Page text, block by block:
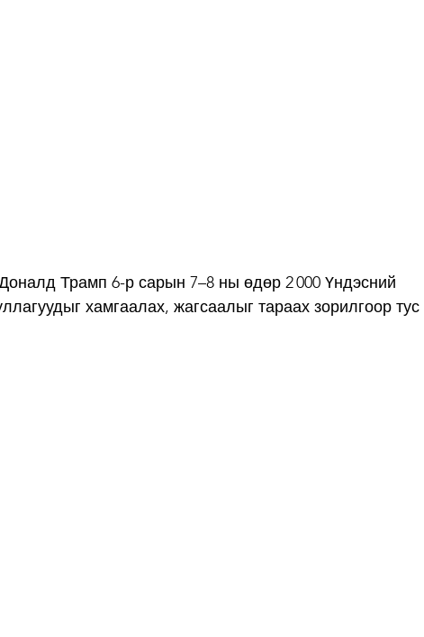
Трамп 6-р сарын 7–8 ны өдөр 2 000 Үндэсний
хамгаалах, жагсаалыг тараах зорилгоор тус